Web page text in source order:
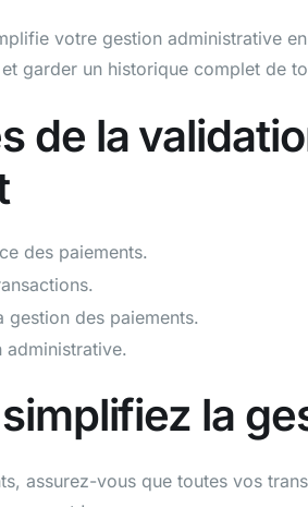
votre gestion administrative
garder un historique complet de
de la
des paiements.
gestion des paiements.
administrative.
la
assurez-vous que toutes vos